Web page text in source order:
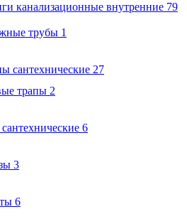
канализационные внутренние 79
трубы 1
сантехнические 27
трапы 2
6
3
6